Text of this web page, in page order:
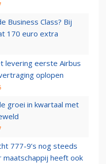
Business Class? Bij
170 euro extra
levering eerste Airbus
oplopen
groei in kwartaal met
777-9’s nog steeds
maatschappij heeft ook